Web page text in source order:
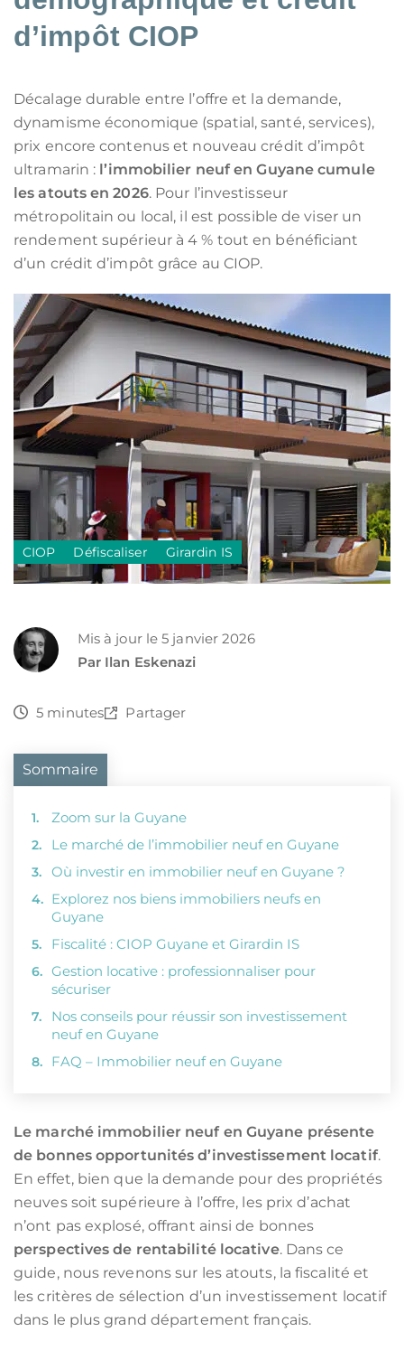
d’impôt CIOP
Décalage durable entre l’offre et la demande,
dynamisme économique (spatial, santé, services),
prix encore contenus et nouveau crédit d’impôt
ultramarin : l’immobilier neuf en Guyane cumule
les atouts en 2026. Pour l’investisseur
métropolitain ou local, il est possible de viser un
rendement supérieur à 4 % tout en bénéficiant
d’un crédit d’impôt grâce au CIOP.
CIOP Défiscaliser Girardin IS
Mis à jour le 5 janvier 2026
Par Ilan Eskenazi
5 minutes Partager
Sommaire
Zoom sur la Guyane
Le marché de l’immobilier neuf en Guyane
Où investir en immobilier neuf en Guyane ?
Explorez nos biens immobiliers neufs en
Guyane
Fiscalité : CIOP Guyane et Girardin IS
Gestion locative : professionnaliser pour
sécuriser
Nos conseils pour réussir son investissement
neuf en Guyane
FAQ – Immobilier neuf en Guyane
Le marché immobilier neuf en Guyane présente
de bonnes opportunités d’investissement locatif.
En effet, bien que la demande pour des propriétés
neuves soit supérieure à l’offre, les prix d’achat
n’ont pas explosé, offrant ainsi de bonnes
perspectives de rentabilité locative. Dans ce
guide, nous revenons sur les atouts, la fiscalité et
les critères de sélection d’un investissement locatif
dans le plus grand département français.